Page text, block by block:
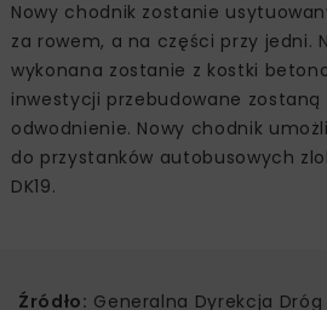
Nowy chodnik zostanie
za rowem, a na części przy jedni.
wykonana zostanie z kostki
inwestycji przebudowane
odwodnienie. Nowy chodnik
do przystanków autobusowych
DK19.
Źródło: Generalna Dyrekcja Dróg